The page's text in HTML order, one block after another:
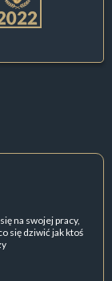
na swojej pracy,
się dziwić jak ktoś